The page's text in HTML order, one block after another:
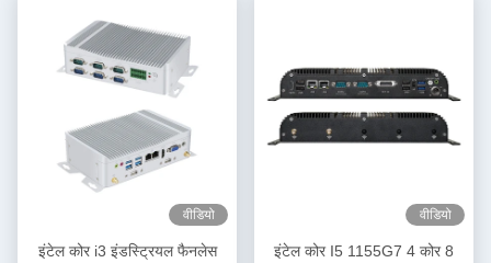
वीडियो
इंटेल कोर i3 इंडस्ट्रियल फैनलेस
वीडियो
इंटेल कोर I5 1155G7 4 कोर 8